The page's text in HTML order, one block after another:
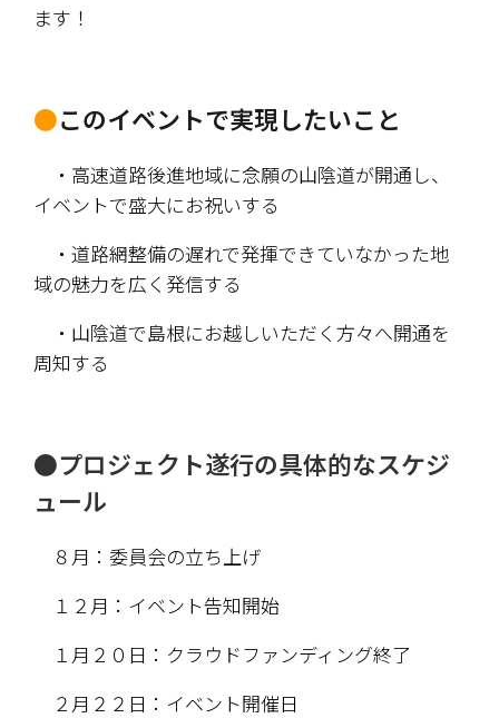
ます！
●このイベントで実現したいこと
・高速道路後進地域に念願の山陰道が開通し、
イベントで盛大にお祝いする
・道路網整備の遅れで発揮できていなかった地
域の魅力を広く発信する
・山陰道で島根にお越しいただく方々へ開通を
周知する
●プロジェクト遂行の具体的なスケジ
ュール
８月：委員会の立ち上げ
１２月：イベント告知開始
１月２０日：クラウドファンディング終了
２月２２日：イベント開催日